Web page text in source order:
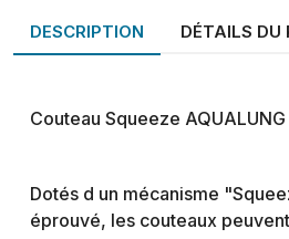
DESCRIPTION DÉTAILS DU
Couteau Squeeze AQUALUNG
Dotés d un mécanisme
éprouvé, les couteaux